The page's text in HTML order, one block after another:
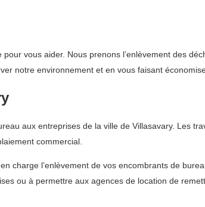
vous aider. Nous prenons l’enlèvement des
notre environnement et en vous faisant
aux entreprises de la ville de Villasavary. Les
commercial.
charge l’enlèvement de vos encombrants de
ou à permettre aux agences de location de